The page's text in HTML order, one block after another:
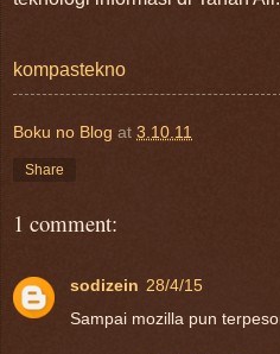
kompastekno
Boku no Blog at 3.10.11
Share
1 comment:
sodizein 28/4/15
Sampai mozilla pun